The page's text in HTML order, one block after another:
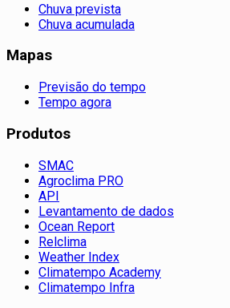
Chuva prevista
Chuva acumulada
Mapas
Previsão do tempo
Tempo agora
Produtos
SMAC
Agroclima PRO
API
Levantamento de dados
Ocean Report
Relclima
Weather Index
Climatempo Academy
Climatempo Infra